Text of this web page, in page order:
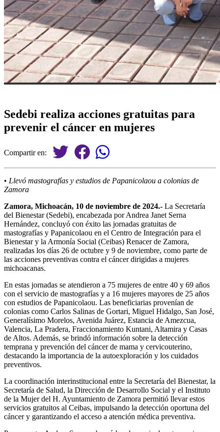
Sedebi realiza acciones gratuitas para
prevenir el cáncer en mujeres
Compartir en:
• Llevó mastografías y estudios de Papanicolaou a colonias de
Zamora
Zamora, Michoacán, 10 de noviembre de 2024.- La Secretaría
del Bienestar (Sedebi), encabezada por Andrea Janet Serna
Hernández, concluyó con éxito las jornadas gratuitas de
mastografías y Papanicolaou en el Centro de Integración para el
Bienestar y la Armonía Social (Ceibas) Renacer de Zamora,
realizadas los días 26 de octubre y 9 de noviembre, como parte de
las acciones preventivas contra el cáncer dirigidas a mujeres
michoacanas.
En estas jornadas se atendieron a 75 mujeres de entre 40 y 69 años
con el servicio de mastografías y a 16 mujeres mayores de 25 años
con estudios de Papanicolaou. Las beneficiarias provenían de
colonias como Carlos Salinas de Gortari, Miguel Hidalgo, San José,
Generalísimo Morelos, Avenida Juárez, Estancia de Amezcua,
Valencia, La Pradera, Fraccionamiento Kuntani, Altamira y Casas
de Altos. Además, se brindó información sobre la detección
temprana y prevención del cáncer de mama y cervicouterino,
destacando la importancia de la autoexploración y los cuidados
preventivos.
La coordinación interinstitucional entre la Secretaría del Bienestar, la
Secretaría de Salud, la Dirección de Desarrollo Social y el Instituto
de la Mujer del H. Ayuntamiento de Zamora permitió llevar estos
servicios gratuitos al Ceibas, impulsando la detección oportuna del
cáncer y garantizando el acceso a atención médica preventiva.